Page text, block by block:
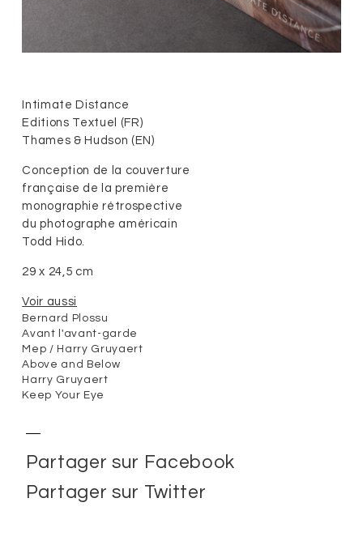
Intimate Distance
Editions Textuel (FR)
Thames & Hudson (EN)
Conception de la couverture
française de la première
monographie rétrospective
du photographe américain
Todd Hido.
29 x 24,5 cm
Voir aussi
Bernard Plossu
Avant l'avant-garde
Mep / Harry Gruyaert
Above and Below
Harry Gruyaert
Keep Your Eye
Partager sur Facebook
Partager sur Twitter